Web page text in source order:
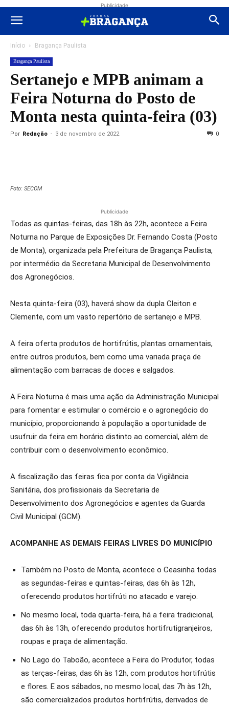
Publicidade
Início Bragança Paulista
Bragança Paulista
Sertanejo e MPB animam a
Feira Noturna do Posto de
Monta nesta quinta-feira (03)
Por Redação - 3 de novembro de 2022 0
Foto: SECOM
Publicidade
Todas as quintas-feiras, das 18h às 22h, acontece a Feira
Noturna no Parque de Exposições Dr. Fernando Costa (Posto
de Monta), organizada pela Prefeitura de Bragança Paulista,
por intermédio da Secretaria Municipal de Desenvolvimento
dos Agronegócios.
Nesta quinta-feira (03), haverá show da dupla Cleiton e
Clemente, com um vasto repertório de sertanejo e MPB.
A feira oferta produtos de hortifrútis, plantas ornamentais,
entre outros produtos, bem como uma variada praça de
alimentação com barracas de doces e salgados.
A Feira Noturna é mais uma ação da Administração Municipal
para fomentar e estimular o comércio e o agronegócio do
município, proporcionando à população a oportunidade de
usufruir da feira em horário distinto ao comercial, além de
contribuir com o desenvolvimento econômico.
A fiscalização das feiras fica por conta da Vigilância
Sanitária, dos profissionais da Secretaria de
Desenvolvimento dos Agronegócios e agentes da Guarda
Civil Municipal (GCM).
ACOMPANHE AS DEMAIS FEIRAS LIVRES DO MUNICÍPIO
Também no Posto de Monta, acontece o Ceasinha todas
as segundas-feiras e quintas-feiras, das 6h às 12h,
oferecendo produtos hortifrúti no atacado e varejo.
No mesmo local, toda quarta-feira, há a feira tradicional,
das 6h às 13h, oferecendo produtos hortifrutigranjeiros,
roupas e praça de alimentação.
No Lago do Taboão, acontece a Feira do Produtor, todas
as terças-feiras, das 6h às 12h, com produtos hortifrútis
e flores. E aos sábados, no mesmo local, das 7h às 12h,
são comercializados produtos hortifrútis, derivados de